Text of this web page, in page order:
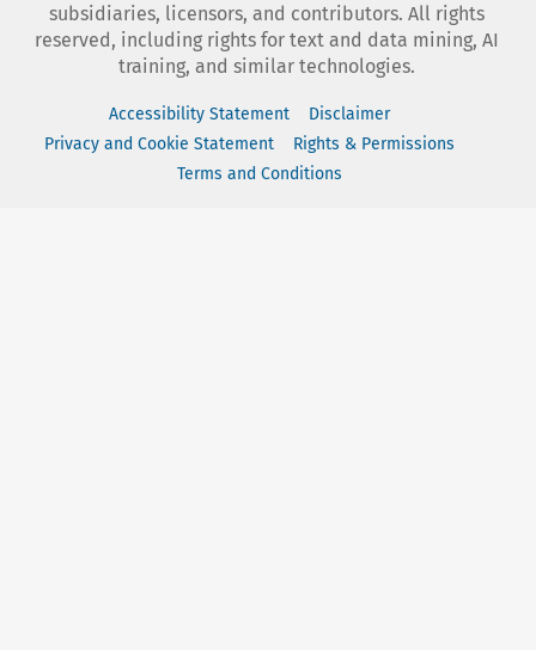
subsidiaries, licensors, and contributors. All rights
reserved, including rights for text and data mining, AI
training, and similar technologies.
Accessibility Statement
Disclaimer
Privacy and Cookie Statement
Rights & Permissions
Terms and Conditions